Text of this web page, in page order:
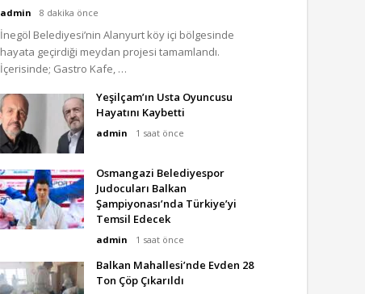
admin 8 dakika önce
İnegöl Belediyesi’nin Alanyurt köy içi bölgesinde
hayata geçirdiği meydan projesi tamamlandı.
İçerisinde; Gastro Kafe, …
Yeşilçam’ın Usta Oyuncusu
Hayatını Kaybetti
admin 1 saat önce
Osmangazi Belediyespor
Judocuları Balkan
Şampiyonası’nda Türkiye’yi
Temsil Edecek
admin 1 saat önce
Balkan Mahallesi’nde Evden 28
Ton Çöp Çıkarıldı